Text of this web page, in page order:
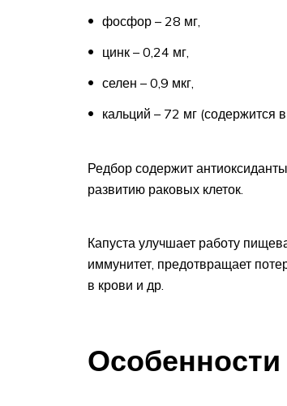
фосфор – 28 мг,
цинк – 0,24 мг,
селен – 0,9 мкг,
кальций – 72 мг (содержится
Редбор содержит
развитию раковых клеток.
Капуста улучшает работу
иммунитет, предотвращает
в крови и др.